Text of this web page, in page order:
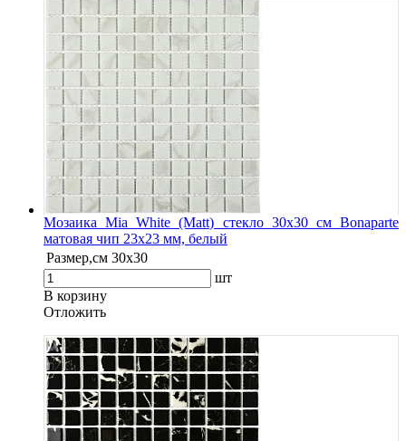
Мозаика Mia White (Matt) стекло 30х30 см Bonaparte
матовая чип 23х23 мм, белый
Размер,см 30х30
шт
В корзину
Oтложить